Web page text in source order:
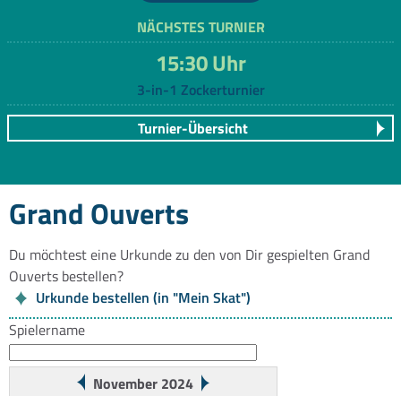
NÄCHSTES TURNIER
15:30 Uhr
3-in-1 Zockerturnier
Turnier-Übersicht
Grand Ouverts
Du möchtest eine Urkunde zu den von Dir gespielten Grand
Ouverts bestellen?
Urkunde bestellen (in "Mein Skat")
Spielername
November 2024